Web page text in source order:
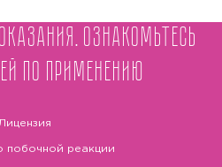
Ознакомьтесь
по применению
Лицензия
побочной реакции